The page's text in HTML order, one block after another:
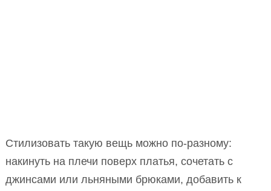
Стилизовать такую вещь можно по-разному:
накинуть на плечи поверх платья, сочетать с
джинсами или льняными брюками, добавить к